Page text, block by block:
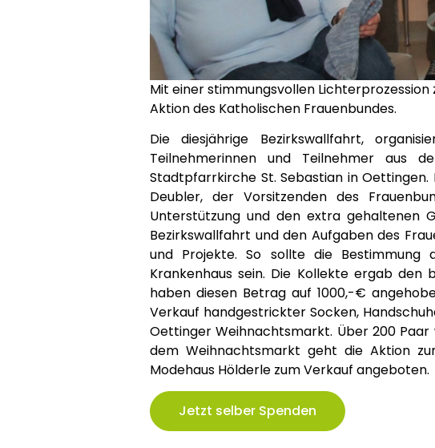
Mit einer stimmungsvollen
Aktion des Katholischen Frauenbundes.
Die diesjährige Bezirkswallfahrt,
Teilnehmerinnen und Teilnehmer aus
Stadtpfarrkirche St. Sebastian in
Deubler, der Vorsitzenden des
Unterstützung und den extra gehaltenen
Bezirkswallfahrt und den Aufgaben des
und Projekte. So sollte die Bestimmung
Krankenhaus sein. Die Kollekte ergab
haben diesen Betrag auf 1000,-€
Verkauf handgestrickter Socken,
Oettinger Weihnachtsmarkt. Über 200
dem Weihnachtsmarkt geht die Aktion
Modehaus Hölderle zum Verkauf angeboten.
Jetzt selber Spenden